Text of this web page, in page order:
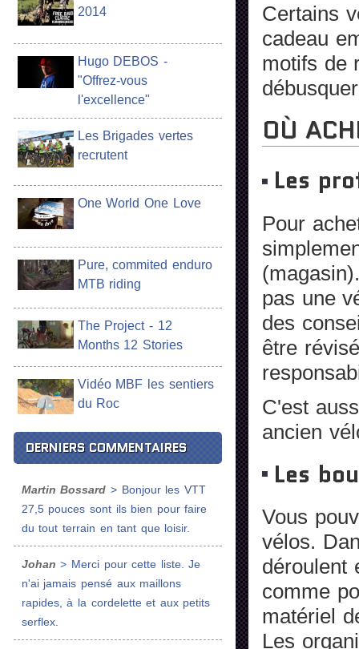
Certains
cadeau
motifs de
OÙ
Les
Pour
pas une
des
être
C'est
ancien
Les
Vous
vélos.
déroulent
comme
matériel
Les
2014
Hugo DEBOS -
"Offrez-vous
l'excellence"
Les Brigades vertes
recrutent
One World One Love
Pure, commited enduro
MTB riding
The Project - 12
Months 12 Stories
Vidéo MBF les sentiers
du Roc
DERNIERS COMMENTAIRES
Martin Bossard > Bonjour les VTT
27,5 pouces sont ils bien pour faire
du tout terrain en tant que loisir.
Johan > Merci pour cette liste. Je
n'ai jamais pensé aux maillons
rapides, à la cordelette et aux petits
serflex.